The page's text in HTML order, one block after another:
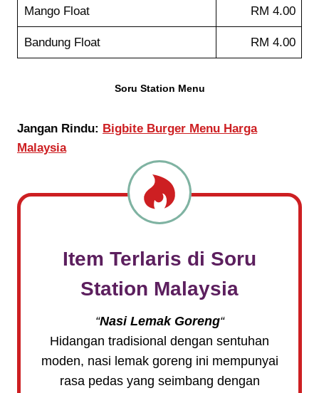
Mango Float RM 4.00
Bandung Float RM 4.00
Soru Station Menu
Jangan Rindu: Bigbite Burger Menu Harga
Malaysia
Item Terlaris di Soru
Station Malaysia
“Nasi Lemak Goreng“
Hidangan tradisional dengan sentuhan
moden, nasi lemak goreng ini mempunyai
rasa pedas yang seimbang dengan